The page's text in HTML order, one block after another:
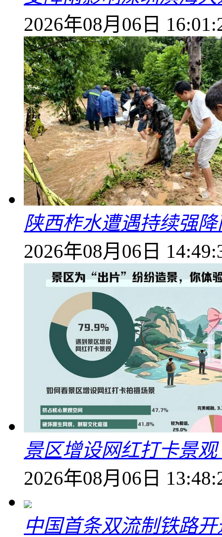
2026年08月06日
陕西柞水遭遇持续强
2026年08月06日
景区增设网红打卡景
2026年08月06日
中国首条双流制铁路